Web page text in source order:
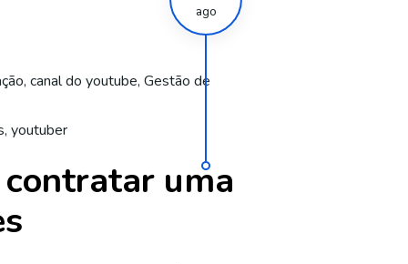
, canal do youtube, Gestão de
ago
, youtuber
uma